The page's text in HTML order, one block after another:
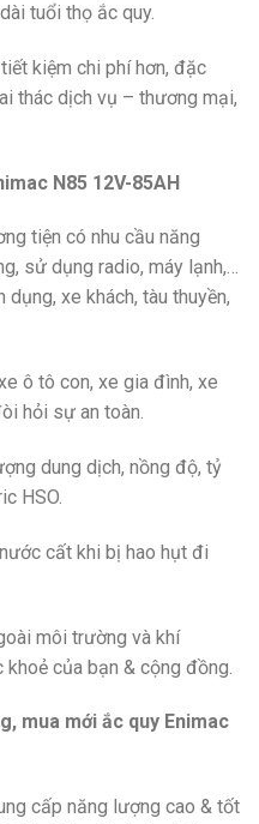
tuổi thọ ắc quy.
kiệm chi phí hơn, đặc
thác dịch vụ – thương mại,
N85 12V-85AH
tiện có nhu cầu năng
sử dụng radio, máy lạnh,…
xe khách, tàu thuyền,
ô tô con, xe gia đình, xe
hỏi sự an toàn.
dung dịch, nồng độ, tỷ
HSO.
cất khi bị hao hụt đi
môi trường và khí
của bạn & cộng đồng.
mua mới ắc quy Enimac
cấp năng lượng cao & tốt